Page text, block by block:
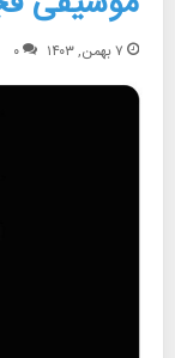
۷ بهمن, ۱۴۰۳ ۰